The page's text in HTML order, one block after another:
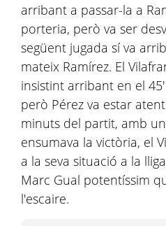
arribant a passar-la a
porteria, però va ser
següent jugada sí va
mateix Ramírez. El
insistint arribant en el
però Pérez va estar
minuts del partit, amb
ensumava la victòria, el
a la seva situació a la
Marc Gual potentíssim
l'escaire.